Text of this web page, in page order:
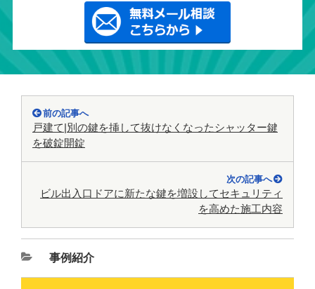
前の記事へ
戸建て|別の鍵を挿して抜けなくなったシャッター鍵
を破錠開錠
次の記事へ
ビル出入口ドアに新たな鍵を増設してセキュリティ
を高めた施工内容
事例紹介